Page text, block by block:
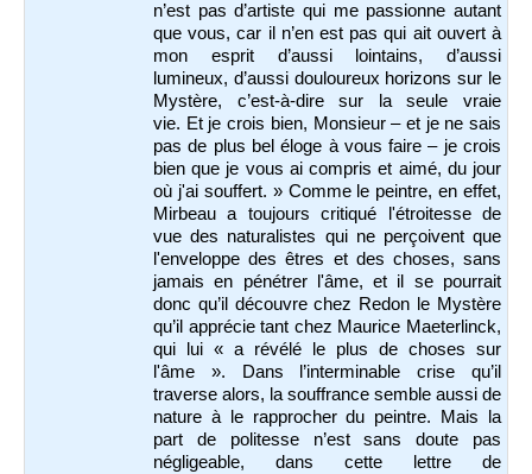
n’est pas d’artiste qui me passionne autant
que vous, car il n’en est pas qui ait ouvert à
mon esprit d’aussi lointains, d’aussi
lumineux, d’aussi douloureux horizons sur le
Mystère, c’est-à-dire sur la seule vraie
vie. Et je crois bien, Monsieur – et je ne sais
pas de plus bel éloge à vous faire – je crois
bien que je vous ai compris et aimé, du jour
où j'ai souffert. » Comme le peintre, en effet,
Mirbeau a toujours critiqué l'étroitesse de
vue des naturalistes qui ne perçoivent que
l'enveloppe des êtres et des choses, sans
jamais en pénétrer l'âme, et il se pourrait
donc qu’il découvre chez Redon le Mystère
qu’il apprécie tant chez Maurice Maeterlinck,
qui lui « a révélé le plus de choses sur
l'âme ». Dans l’interminable crise qu’il
traverse alors, la souffrance semble aussi de
nature à le rapprocher du peintre. Mais la
part de politesse n’est sans doute pas
négligeable, dans cette lettre de